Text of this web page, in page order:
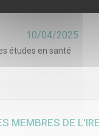
10/04/2025
études en santé
MEMBRES DE